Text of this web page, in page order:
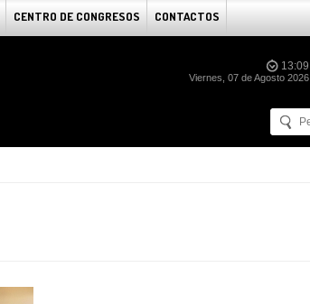
CENTRO DE CONGRESOS CONTACTOS
13:09
Viernes, 07 de Agosto 2026